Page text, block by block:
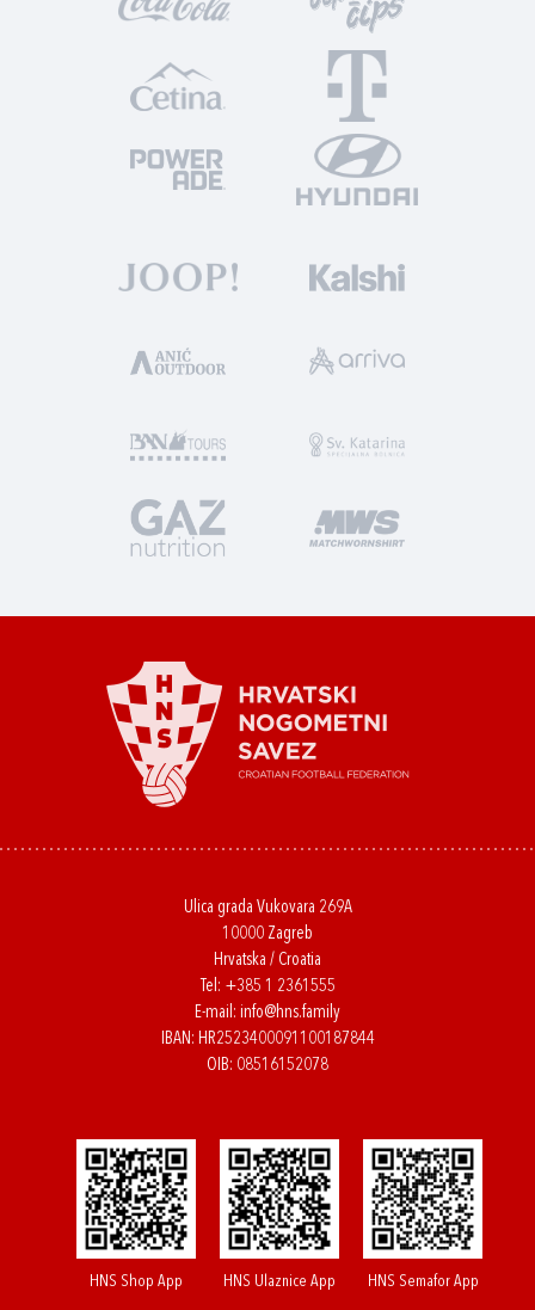
Ulica grada Vukovara 269A
10000 Zagreb
Hrvatska / Croatia
Tel: +385 1 2361555
E-mail: info@hns.family
IBAN: HR2523400091100187844
OIB: 08516152078
HNS Shop App HNS Ulaznice App HNS Semafor App